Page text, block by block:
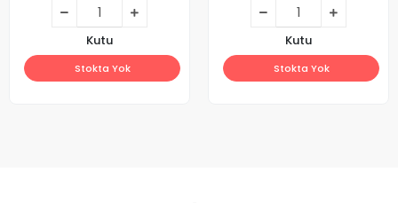
Kutu
Stokta Yok
Kutu
Stokta Yok